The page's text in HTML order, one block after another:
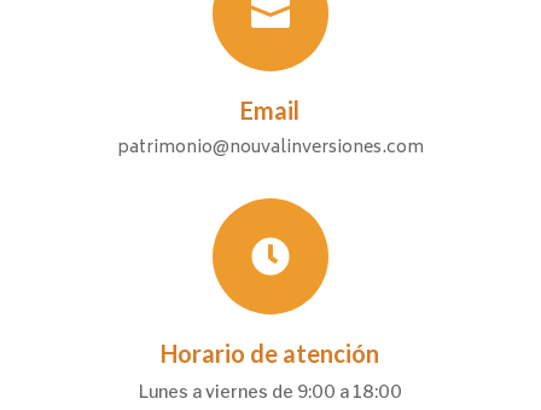

Email
patrimonio@nouvalinversiones.com

Horario de atención
Lunes a viernes de 9:00 a 18:00